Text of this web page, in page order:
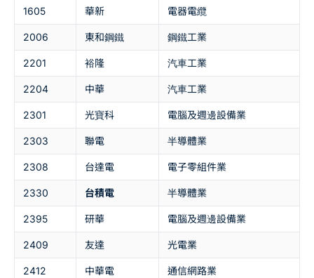
1605 華新 電器電纜
2006 東和鋼鐵 鋼鐵工業
2201 裕隆 汽車工業
2204 中華 汽車工業
2301 光寶科 電腦及週邊設備業
2303 聯電 半導體業
2308 台達電 電子零組件業
2330 台積電 半導體業
2395 研華 電腦及週邊設備業
2409 友達 光電業
2412 中華電 通信網路業